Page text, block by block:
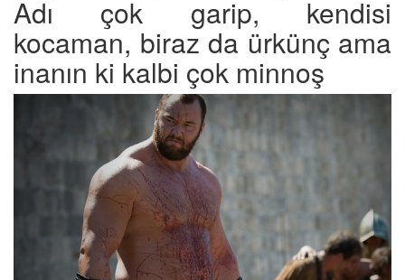
Adı çok garip, kendisi
kocaman, biraz da ürkünç ama
inanın ki kalbi çok minnoş